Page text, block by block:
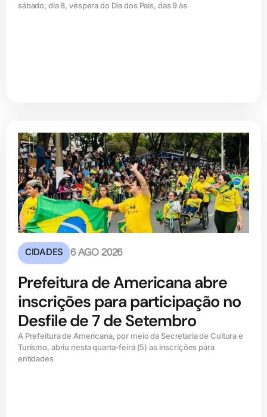
sábado, dia 8, véspera do Dia dos Pais, das 9 às
CIDADES 6 AGO 2026
Prefeitura de Americana abre
inscrições para participação no
Desfile de 7 de Setembro
A Prefeitura de Americana, por meio da Secretaria de Cultura e
Turismo, abriu nesta quarta-feira (5) as inscrições para
entidades